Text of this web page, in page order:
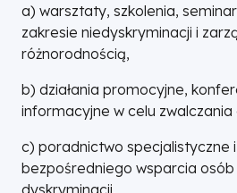
a) warsztaty, szkolenia,
zakresie niedyskryminacji i
różnorodnością,
b) działania promocyjne,
informacyjne w celu zwalczania
c) poradnictwo specjalistyczne
bezpośredniego wsparcia
dyskryminacji,